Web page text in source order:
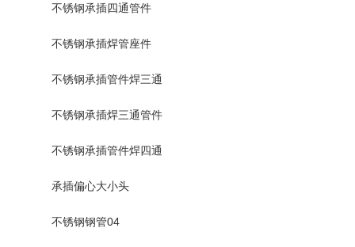
不锈钢承插四通管件
不锈钢承插焊管座件
不锈钢承插管件焊三通
不锈钢承插焊三通管件
不锈钢承插管件焊四通
承插偏心大小头
不锈钢钢管04